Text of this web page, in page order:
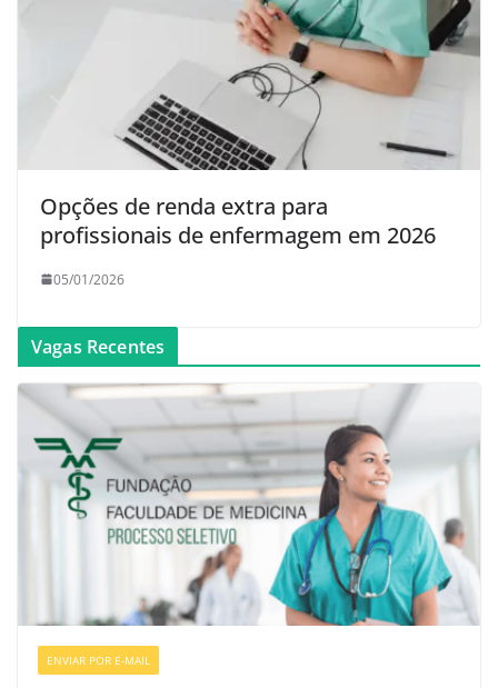
Opções de renda extra para
profissionais de enfermagem em 2026
05/01/2026
Vagas Recentes
ENVIAR POR E-MAIL